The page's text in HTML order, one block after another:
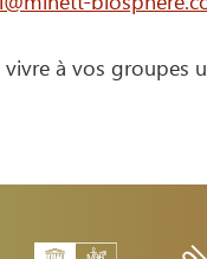
vivre à vos groupes